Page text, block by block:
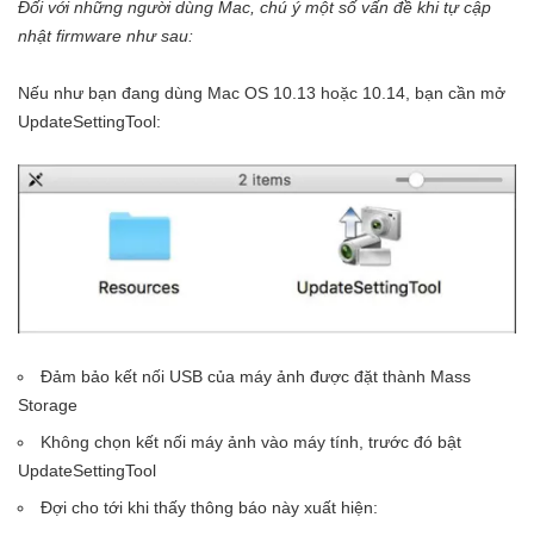
Đối với những người dùng Mac, chú ý một số vấn đề khi tự cập
nhật firmware như sau:
Nếu như bạn đang dùng Mac OS 10.13 hoặc 10.14, bạn cần mở
UpdateSettingTool:
Đảm bảo kết nối USB của máy ảnh được đặt thành Mass
Storage
Không chọn kết nối máy ảnh vào máy tính, trước đó bật
UpdateSettingTool
Đợi cho tới khi thấy thông báo này xuất hiện: